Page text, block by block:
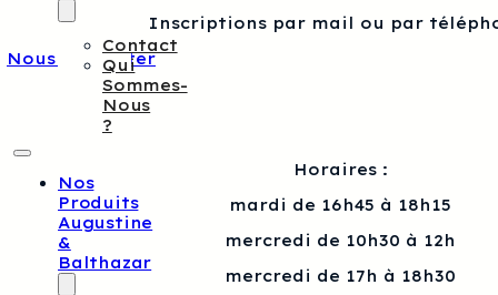
Contact
Qui
Sommes-
Nous
?
Nos
Produits
Augustine
&
Balthazar
Inscriptions par mail ou par
Nous contacter
Horaires :
mardi de 16h45 à 18h15
mercredi de 10h30 à 12h
mercredi de 17h à 18h30